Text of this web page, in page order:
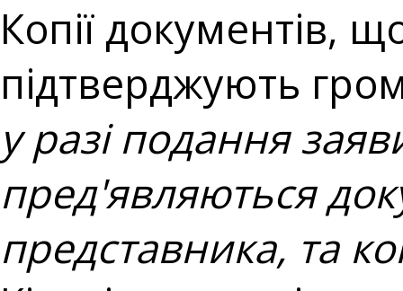
Копії документів,
підтверджують
у разі подання
пред'являються
представника, та